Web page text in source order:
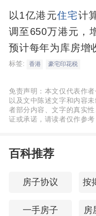
以1亿港元住宅计
调至650万港元，
预计每年为库房增
标签: 香港 豪宅印花税
免责声明：本文仅代表作
以及文中陈述文字和内容
者部分内容、文字的真实
证或承诺，请读者仅作参
百科推荐
房子协议
一手房子 房